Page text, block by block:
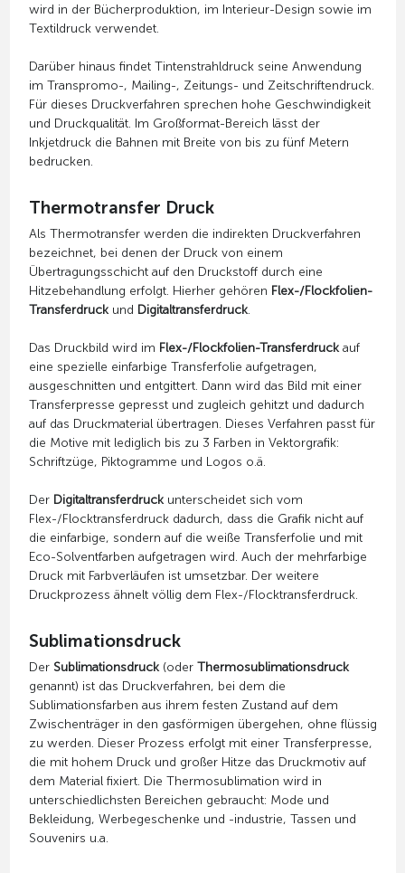
wird in der Bücherproduktion, im Interieur-Design sowie im
Textildruck verwendet.
Darüber hinaus findet Tintenstrahldruck seine Anwendung
im Transpromo-, Mailing-, Zeitungs- und Zeitschriftendruck.
Für dieses Druckverfahren sprechen hohe Geschwindigkeit
und Druckqualität. Im Großformat-Bereich lässt der
Inkjetdruck die Bahnen mit Breite von bis zu fünf Metern
bedrucken.
Thermotransfer Druck
Als Thermotransfer werden die indirekten Druckverfahren
bezeichnet, bei denen der Druck von einem
Übertragungsschicht auf den Druckstoff durch eine
Hitzebehandlung erfolgt. Hierher gehören Flex-/Flockfolien-
Transferdruckund Digitaltransferdruck.
Das Druckbild wird im Flex-/Flockfolien-Transferdruckauf
eine spezielle einfarbige Transferfolie aufgetragen,
ausgeschnitten und entgittert. Dann wird das Bild mit einer
Transferpresse gepresst und zugleich gehitzt und dadurch
auf das Druckmaterial übertragen. Dieses Verfahren passt für
die Motive mit lediglich bis zu 3 Farben in Vektorgrafik:
Schriftzüge, Piktogramme und Logos o.ä.
Der Digitaltransferdruckunterscheidet sich vom
Flex-/Flocktransferdruck dadurch, dass die Grafik nicht auf
die einfarbige, sondern auf die weiße Transferfolie und mit
Eco-Solventfarben aufgetragen wird. Auch der mehrfarbige
Druck mit Farbverläufen ist umsetzbar. Der weitere
Druckprozess ähnelt völlig dem Flex-/Flocktransferdruck.
Sublimationsdruck
Der Sublimationsdruck(oder Thermosublimationsdruck
genannt) ist das Druckverfahren, bei dem die
Sublimationsfarben aus ihrem festen Zustand auf dem
Zwischenträger in den gasförmigen übergehen, ohne flüssig
zu werden. Dieser Prozess erfolgt mit einer Transferpresse,
die mit hohem Druck und großer Hitze das Druckmotiv auf
dem Material fixiert. Die Thermosublimation wird in
unterschiedlichsten Bereichen gebraucht: Mode und
Bekleidung, Werbegeschenke und -industrie, Tassen und
Souvenirs u.a.